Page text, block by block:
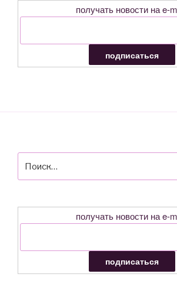
получать новости на e-
получать новости на e-